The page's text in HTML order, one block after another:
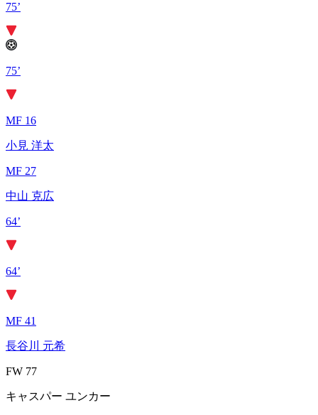
75’
75’
MF 16
小見 洋太
MF 27
中山 克広
64’
64’
MF 41
長谷川 元希
FW 77
キャスパー ユンカー